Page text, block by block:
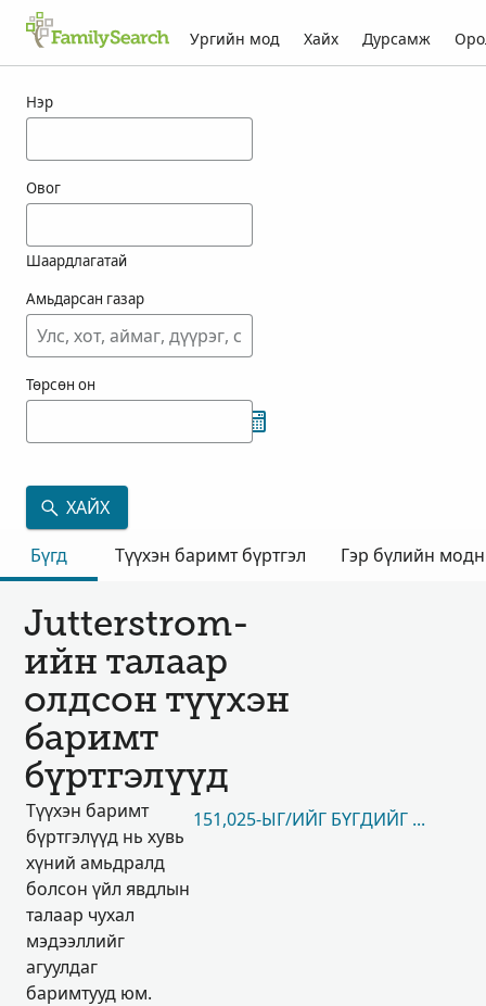
Ургийн мод Хайх Дурсамж
Нэр
Овог
Шаардлагатай
Амьдарсан газар
Төрсөн он
ХАЙХ
Бүгд
Түүхэн баримт бүртгэл Гэр бүлийн
Jutterstrom-
ийн талаар
олдсон түүхэн
баримт
бүртгэлүүд
Түүхэн баримт
бүртгэлүүд нь хувь
хүний амьдралд
болсон үйл явдлын
талаар чухал
мэдээллийг
агуулдаг
баримтууд юм.
151,025-ЫГ/ИЙГ БҮГДИЙГ НЬ ҮЗЭХ